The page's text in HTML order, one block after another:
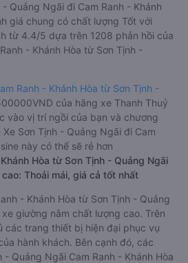
Quảng Ngãi đi Cam Ranh - Khánh
giá chung có chất lượng Tốt với
từ 4.4/5 dựa trên 1208 phản hồi của
- Khánh Hòa từ Sơn Tịnh -
Ranh - Khánh Hòa từ Sơn Tịnh -
của hãng xe Thanh Thuỷ
vào vị trí ngồi của bạn và chương
Sơn Tịnh - Quảng Ngãi đi Cam
này có thể sẽ rẻ hơn
Hòa từ Sơn Tịnh - Quảng Ngãi
Thoải mái, giá cả tốt nhất
- Khánh Hòa từ Sơn Tịnh - Quảng
giường nằm chất lượng cao. Trên
các trang thiết bị hiện đại phục vụ
hành khách. Bên cạnh đó, các
Quảng Ngãi Cam Ranh - Khánh Hòa